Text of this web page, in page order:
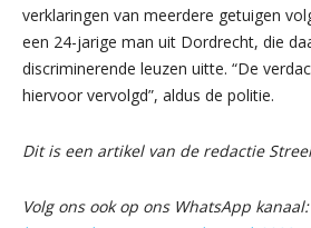
verklaringen van meerdere getuigen
een 24-jarige man uit Dordrecht, die
discriminerende leuzen uitte. “De
hiervoor vervolgd”, aldus de politie.
Dit is een artikel van de redactie
Volg ons ook op ons WhatsApp kanaal: